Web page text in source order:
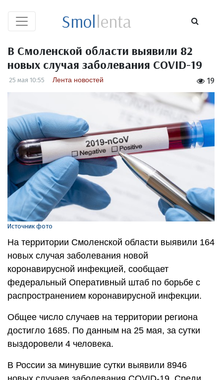
Smollenta
В Смоленской области выявили 82
новых случая заболевания COVID-19
19
25 мая 10:55 Лента новостей
Источник фото
На территории Смоленской области выявили 164
новых случая заболевания новой
коронавирусной инфекцией, сообщает
федеральный Оперативный штаб по борьбе с
распространением коронавирусной инфекции.
Общее число случаев на территории региона
достигло 1685. По данным на 25 мая, за сутки
выздоровели 4 человека.
В России за минувшие сутки выявили 8946